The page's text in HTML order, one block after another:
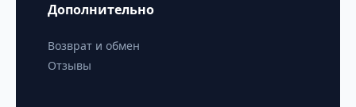
Дополнительно
Возврат и обмен
Отзывы